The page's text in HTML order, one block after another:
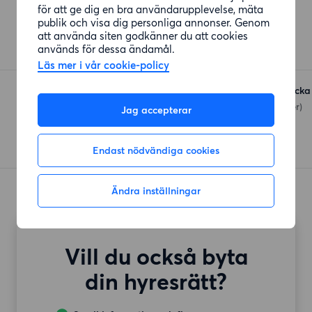
för att ge dig en bra användarupplevelse, mäta
publik och visa dig personliga annonser. Genom
att använda siten godkänner du att cookies
används för dessa ändamål.
Läs mer i vår cookie-policy
Jag accepterar
Endast nödvändiga cookies
Ändra inställningar
Willys
Tölöleden(1197 meter)
ICA Kvantum Kungsbacka
Lindälvs gata (1233 meter)
Vill du också byta
din hyresrätt?